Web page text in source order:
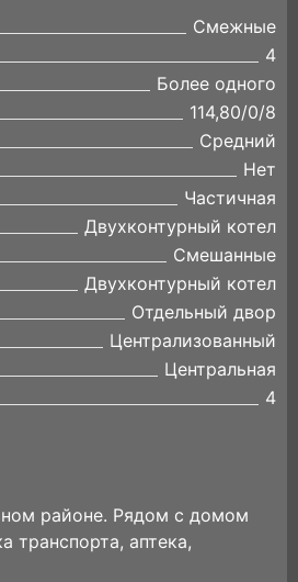
Смежные
4
Более одного
114,80/0/8
Средний
Нет
Частичная
Двухконтурный котел
Смешанные
Двухконтурный котел
Отдельный двор
Централизованный
Центральная
4
районе. Рядом с домом
транспорта, аптека,